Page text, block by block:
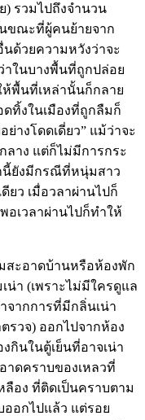
) รวมไปถึงจำนวน
ขณะที่ผู้คนย้ายจาก
นด้วยความหวังว่าจะ
าในบางพื้นที่ถูกปล่อย
ห้พื้นที่เหล่านั้นก็กลาย
ทิ้งในเมืองที่ถูกลืมก็
ย่างโดดเดี่ยว” แม้ว่าจะ
ลาง แต่ก็ไม่มีการกระ
นี้ยังมีกรณีที่หนุ่มสาว
ยว เมื่อวลาผ่านไปก็
เวลาผ่านไปก็ทำให้
สะอาดบ้านหรือห้องพัก
น่า (เพราะไม่มีใครดูแล
ากการที่มีกลิ่นเน่า
รวจ) ออกไปจากห้อง
กินในตู้เย็นที่อาจเน่า
าดคราบของเหลวที่
ลือง ที่ติดเป็นคราบตาม
อกไปแล้ว แต่รอย